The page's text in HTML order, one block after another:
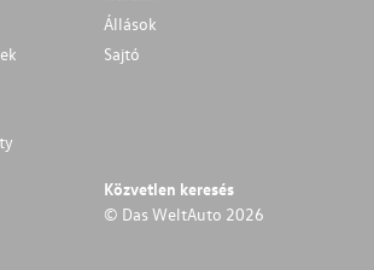
Állások
Sajtó
Közvetlen keresés
© Das WeltAuto 2026